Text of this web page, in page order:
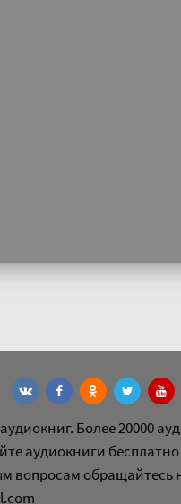
Более 20000
аудиокниги
вопросам обращайтесь